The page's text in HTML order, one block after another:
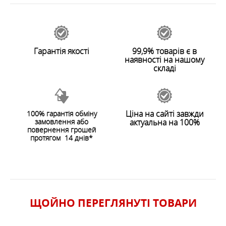
ЗАЛИШИТИ ВІДГУК
Гарантія якості 99,9% товарів є в
наявності на нашому
складі
100% гарантія обміну
замовлення або
повернення грошей
протягом 14 днів*
Ціна на сайті завжди
актуальна на 100%
ЩОЙНО ПЕРЕГЛЯНУТI ТОВАРИ